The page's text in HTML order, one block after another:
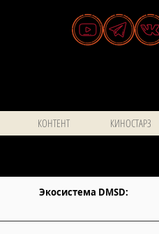
КОНТЕНТ КИНОСТАРЗ
Экосистема DMSD: